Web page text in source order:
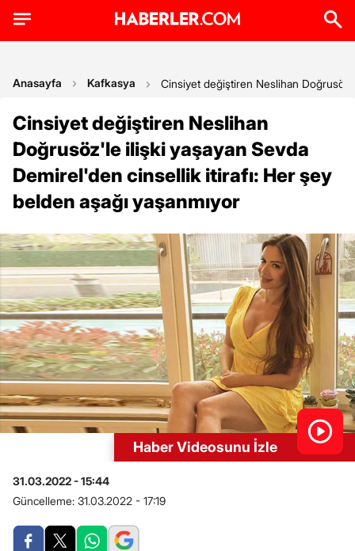
Anasayfa Kafkasya Cinsiyet değiştiren Neslihan
Cinsiyet değiştiren Neslihan
Doğrusöz'le ilişki yaşayan Sevda
Demirel'den cinsellik itirafı: Her şey
belden aşağı yaşanmıyor
Haber Videosunu İzle
31.03.2022 - 15:44
Güncelleme: 31.03.2022 - 17:19